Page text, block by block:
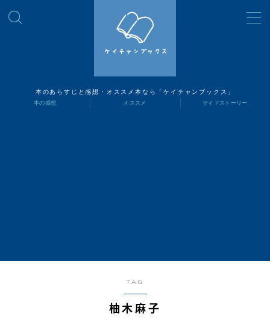
本のあらすじと感想・オススメ本なら「ケイチャンブックス」
本の感想 オススメ サイドストーリー
TAG
柚木麻子